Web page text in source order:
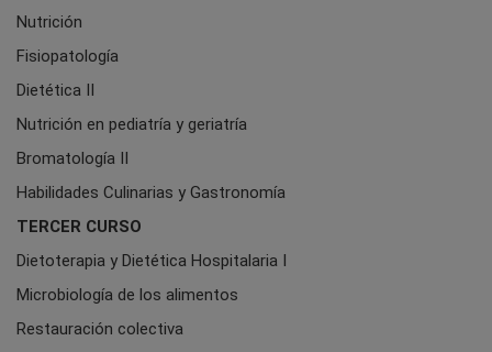
Nutrición
Fisiopatología
Dietética II
Nutrición en pediatría y geriatría
Bromatología II
Habilidades Culinarias y Gastronomía
TERCER CURSO
Dietoterapia y Dietética Hospitalaria I
Microbiología de los alimentos
Restauración colectiva